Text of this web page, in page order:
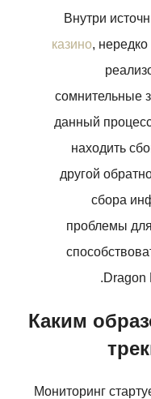
Внутри
казино, нередко
сомнительные
данный
находить
другой
сбора
проблемы
Dragon
Каким
Мониторинг